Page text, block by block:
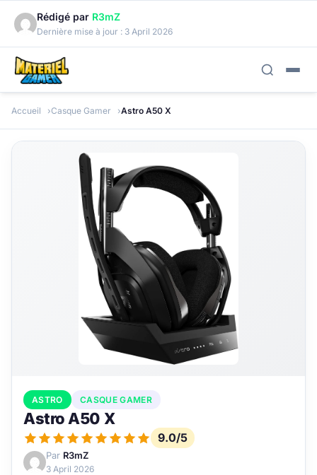
Rédigé par R3mZ
Dernière mise à jour : 3 April 2026
Accueil Casque Gamer Astro A50 X
ASTRO CASQUE GAMER
Astro A50 X
9.0/5
Par R3mZ
3 April 2026